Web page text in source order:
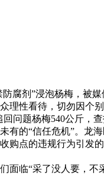
剂”浸泡杨梅，被
性看待，切勿因个
题杨梅540公斤，查
的“信任危机”。龙
购点的违规行为引
临“采了没人要，不